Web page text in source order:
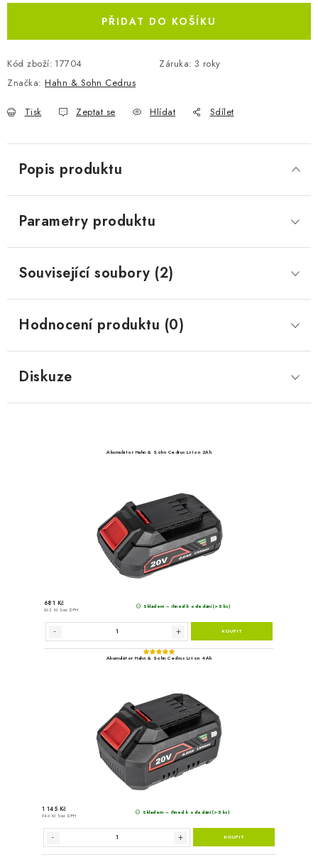
PŘIDAT DO KOŠÍKU
Kód zboží: 17704 Záruka: 3 roky
Značka: Hahn & Sohn Cedrus
Tisk Zeptat se Hlídat Sdílet
Popis produktu
Parametry produktu
Související soubory (2)
Hodnocení produktu (0)
Diskuze